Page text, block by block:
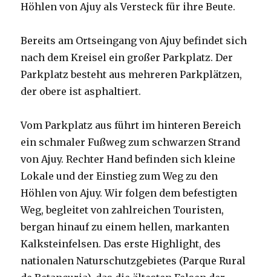
Höhlen von Ajuy als Versteck für ihre Beute.
Bereits am Ortseingang von Ajuy befindet sich
nach dem Kreisel ein großer Parkplatz. Der
Parkplatz besteht aus mehreren Parkplätzen,
der obere ist asphaltiert.
Vom Parkplatz aus führt im hinteren Bereich
ein schmaler Fußweg zum schwarzen Strand
von Ajuy. Rechter Hand befinden sich kleine
Lokale und der Einstieg zum Weg zu den
Höhlen von Ajuy. Wir folgen dem befestigten
Weg, begleitet von zahlreichen Touristen,
bergan hinauf zu einem hellen, markanten
Kalksteinfelsen. Das erste Highlight, des
nationalen Naturschutzgebietes (Parque Rural